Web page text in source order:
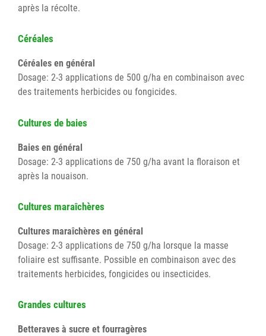
après la récolte.
Céréales
Céréales en général
Dosage: 2-3 applications de 500 g/ha en combinaison avec
des traitements herbicides ou fongicides.
Cultures de baies
Baies en général
Dosage: 2-3 applications de 750 g/ha avant la floraison et
après la nouaison.
Cultures maraîchères
Cultures maraîchères en général
Dosage: 2-3 applications de 750 g/ha lorsque la masse
foliaire est suffisante. Possible en combinaison avec des
traitements herbicides, fongicides ou insecticides.
Grandes cultures
Betteraves à sucre et fourragères